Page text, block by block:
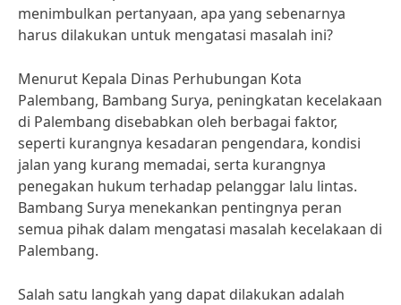
menimbulkan pertanyaan, apa yang sebenarnya
harus dilakukan untuk mengatasi masalah ini?
Menurut Kepala Dinas Perhubungan Kota
Palembang, Bambang Surya, peningkatan kecelakaan
di Palembang disebabkan oleh berbagai faktor,
seperti kurangnya kesadaran pengendara, kondisi
jalan yang kurang memadai, serta kurangnya
penegakan hukum terhadap pelanggar lalu lintas.
Bambang Surya menekankan pentingnya peran
semua pihak dalam mengatasi masalah kecelakaan di
Palembang.
Salah satu langkah yang dapat dilakukan adalah